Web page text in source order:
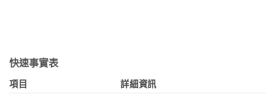
快速事實表
項目 詳細資訊